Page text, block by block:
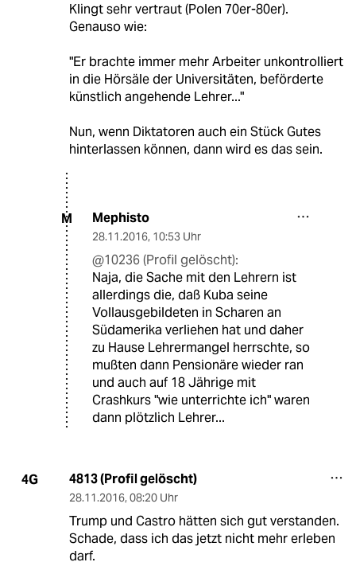
Klingt sehr vertraut (Polen 70er-80er).
Genauso wie:
"Er brachte immer mehr Arbeiter unkontrolliert
in die Hörsäle der Universitäten, beförderte
künstlich angehende Lehrer..."
Nun, wenn Diktatoren auch ein Stück Gutes
hinterlassen können, dann wird es das sein.
M Mephisto
28.11.2016, 10:53 Uhr
@10236 (Profil gelöscht):
Naja, die Sache mit den Lehrern ist
allerdings die, daß Kuba seine
Vollausgebildeten in Scharen an
Südamerika verliehen hat und daher
zu Hause Lehrermangel herrschte, so
mußten dann Pensionäre wieder ran
und auch auf 18 Jährige mit
Crashkurs "wie unterrichte ich" waren
dann plötzlich Lehrer...
4G 4813 (Profil gelöscht)
28.11.2016, 08:20 Uhr
Trump und Castro hätten sich gut verstanden.
Schade, dass ich das jetzt nicht mehr erleben
darf.